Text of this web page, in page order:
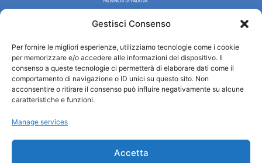
Gestisci Consenso
Per fornire le migliori esperienze, utilizziamo tecnologie come i cookie
per memorizzare e/o accedere alle informazioni del dispositivo. Il
consenso a queste tecnologie ci permetterà di elaborare dati come il
comportamento di navigazione o ID unici su questo sito. Non
acconsentire o ritirare il consenso può influire negativamente su alcune
caratteristiche e funzioni.
Manage services
Accetta
Turismo Padova
Quiénes somos
INFORMACIÓN TURÍSTICA / IAT
Cookie Policy (UE)